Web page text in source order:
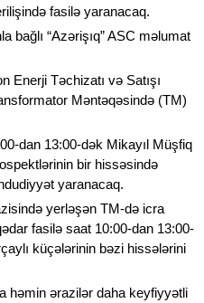
fasilə yaranacaq.
bağlı “Azərişıq” ASC məlumat
Enerji Təchizatı və Satışı
Məntəqəsində (TM)
dan 13:00-dək Mikayıl Müşfiq
bir hissəsində
yaranacaq.
yerləşən TM-də icra
fasilə saat 10:00-dan 13:00-
küçələrinin bəzi hissələrini
həmin ərazilər daha keyfiyyətli